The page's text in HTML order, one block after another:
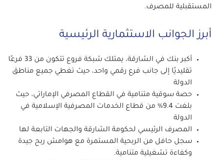
المستقبلية للمصرف.
أبرز الجوانب الاستثمارية الرئيسية
أكبر بنك في الشارقة، يمتلك شبكة فروع تتكون من 33 فرعًا
تقليديًا إلى جانب فرع رقمي واحد، حيث تغطي جميع مناطق
الدولة
حصة سوقية متنامية في القطاع المصرفي الإماراتي، حيث
بلغت 9.4% من قطاع الخدمات المصرفية الإسلامية في
الدولة
المصرف الرئيسي لحكومة الشارقة والجهات التابعة لها
سجل حافل من الربحية المستمرة مع هوامش ربح جيدة
وكفاءة تشغيلية متنامية.